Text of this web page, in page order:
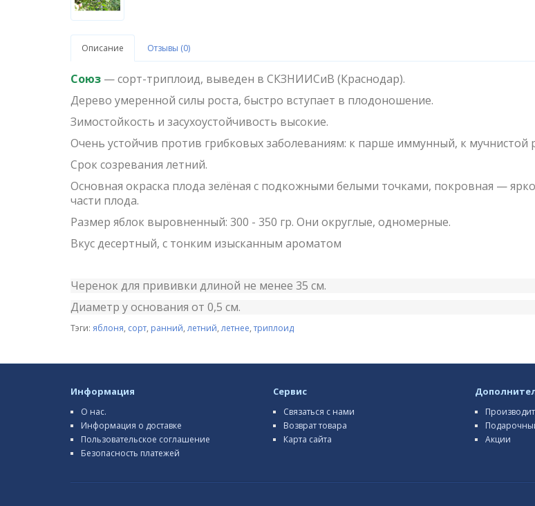
Описание Отзывы (0)
Союз — сорт-триплоид, выведен в СКЗНИИСиВ (Краснодар).
Дерево умеренной силы роста, быстро вступает в плодоношение.
Зимостойкость и засухоустойчивость высокие.
Очень устойчив против грибковых заболеваниям: к парше иммунный, к мучнистой
Срок созревания летний.
Основная окраска плода зелёная с подкожными белыми точками, покровная —
части плода.
Размер яблок выровненный: 300 - 350 гр. Они округлые, одномерные.
Вкус десертный, с тонким изысканным ароматом
Черенок для прививки длиной не менее 35 см.
Диаметр у основания от 0,5 см.
Тэги: яблоня, сорт, ранний, летний, летнее,триплоид
Информация
О нас.
Информация о доставке
Пользовательское соглашение
Безопасность платежей
Сервис
Связаться с нами
Возврат товара
Карта сайта
Акции